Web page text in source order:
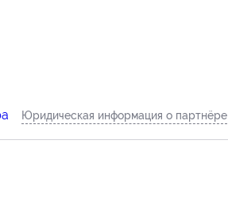
Юридическая информация о партнёре